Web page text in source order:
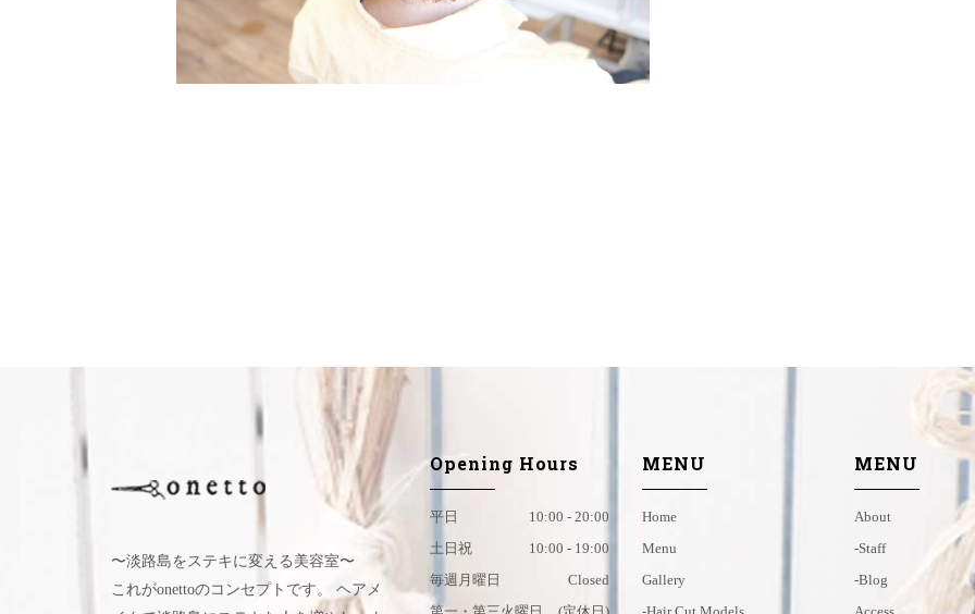
〜淡路島をステキに変える美容室〜
これがonettoのコンセプトです。 ヘアメ
Opening Hours
平日
10:00 - 20:00
土日祝
10:00 - 19:00
毎週月曜日
Closed
MENU
Home
Menu
Gallery
MENU
About
-staff
-blog